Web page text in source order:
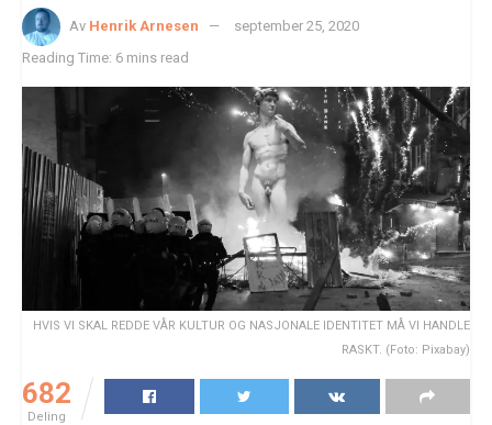
Av Henrik Arnesen
september 25, 2020
Reading Time: 6 mins read
HVIS VI SKAL REDDE VÅR KULTUR OG NASJONALE IDENTITET MÅ VI HANDLE
RASKT. (Foto: Pixabay)
682
Deling